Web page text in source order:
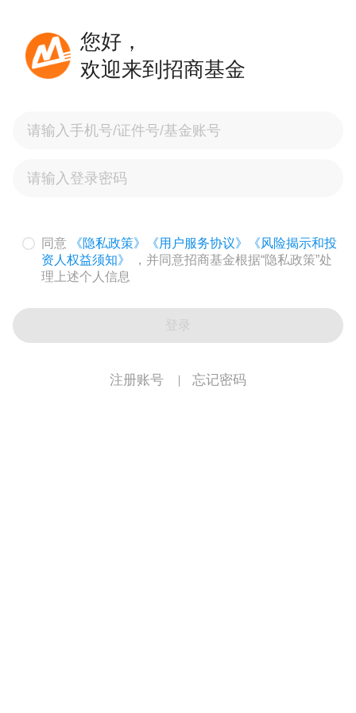
您好，
欢迎来到招商基金
同意 《隐私政策》 《用户服务协议》
《风险揭示和投
资人权益须知》
，并同意招商基金根据“隐私政策”处
理上述个人信息
登录
注册账号 忘记密码